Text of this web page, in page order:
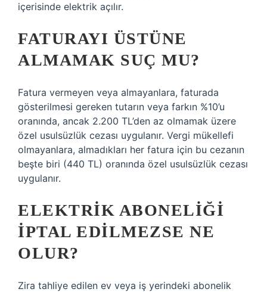
içerisinde elektrik açılır.
FATURAYI ÜSTÜNE
ALMAMAK SUÇ MU?
Fatura vermeyen veya almayanlara, faturada
gösterilmesi gereken tutarın veya farkın %10’u
oranında, ancak 2.200 TL’den az olmamak üzere
özel usulsüzlük cezası uygulanır. Vergi mükellefi
olmayanlara, almadıkları her fatura için bu cezanın
beşte biri (440 TL) oranında özel usulsüzlük cezası
uygulanır.
ELEKTRIK ABONELIĞI
IPTAL EDILMEZSE NE
OLUR?
Zira tahliye edilen ev veya iş yerindeki abonelik